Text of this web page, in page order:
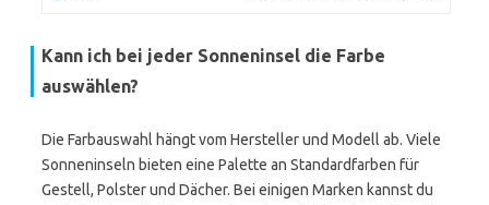
Kann ich bei jeder Sonneninsel die Farbe
auswählen?
Die Farbauswahl hängt vom Hersteller und Modell ab. Viele
Sonneninseln bieten eine Palette an Standardfarben für
Gestell, Polster und Dächer. Bei einigen Marken kannst du